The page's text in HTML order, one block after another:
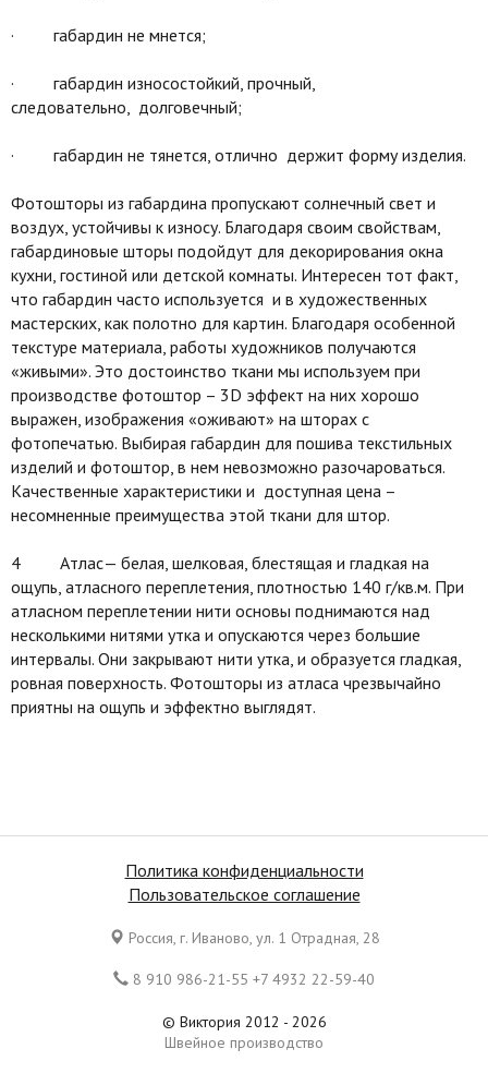
· габардин не мнется;
· габардин износостойкий, прочный,
следовательно, долговечный;
· габардин не тянется, отлично держит форму изделия.
Фотошторы из габардина пропускают солнечный свет и
воздух, устойчивы к износу. Благодаря своим свойствам,
габардиновые шторы подойдут для декорирования окна
кухни, гостиной или детской комнаты. Интересен тот факт,
что габардин часто используется и в художественных
мастерских, как полотно для картин. Благодаря особенной
текстуре материала, работы художников получаются
«живыми». Это достоинство ткани мы используем при
производстве фотоштор – 3D эффект на них хорошо
выражен, изображения «оживают» на шторах с
фотопечатью. Выбирая габардин для пошива текстильных
изделий и фотоштор, в нем невозможно разочароваться.
Качественные характеристики и доступная цена –
несомненные преимущества этой ткани для штор.
4 Атлас— белая, шелковая, блестящая и гладкая на
ощупь, атласного переплетения, плотностью 140 г/кв.м. При
атласном переплетении нити основы поднимаются над
несколькими нитями утка и опускаются через большие
интервалы. Они закрывают нити утка, и образуется гладкая,
ровная поверхность. Фотошторы из атласа чрезвычайно
приятны на ощупь и эффектно выглядят.
Политика конфиденциальности
Пользовательское соглашение
Россия, г. Иваново, ул. 1 Отрадная, 28
8 910 986-21-55 +7 4932 22-59-40
© Виктория 2012 - 2026
Швейное производство